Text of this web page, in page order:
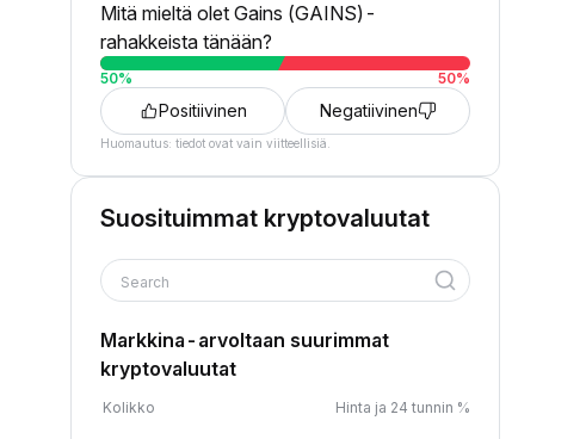
Mitä mieltä olet Gains (GAINS)-
rahakkeista tänään?
50% 50%
Positiivinen Negatiivinen
Huomautus: tiedot ovat vain viitteellisiä.
Suosituimmat kryptovaluutat
Search
Markkina-arvoltaan suurimmat
kryptovaluutat
Kolikko Hinta ja 24 tunnin %